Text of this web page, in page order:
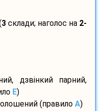
3 склади; наголос на 2-
дзвінкий парний,
E)
(правило A)